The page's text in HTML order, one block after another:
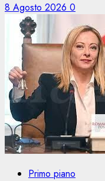
8 Agosto 2026 0
Primo piano